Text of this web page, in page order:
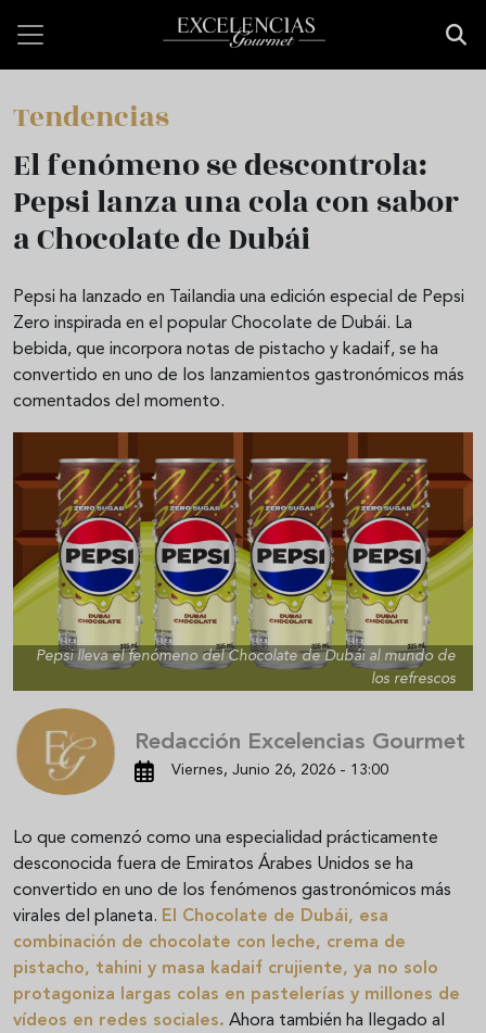
Tendencias
El fenómeno se descontrola:
Pepsi lanza una cola con sabor
a Chocolate de Dubái
Pepsi ha lanzado en Tailandia una edición especial de Pepsi
Zero inspirada en el popular Chocolate de Dubái. La
bebida, que incorpora notas de pistacho y kadaif, se ha
convertido en uno de los lanzamientos gastronómicos más
comentados del momento.
Pepsi lleva el fenómeno del Chocolate de Dubái al mundo de
los refrescos
Redacción Excelencias Gourmet
Viernes, Junio 26, 2026 - 13:00
Lo que comenzó como una especialidad prácticamente
desconocida fuera de Emiratos Árabes Unidos se ha
convertido en uno de los fenómenos gastronómicos más
virales del planeta. El Chocolate de Dubái, esa
combinación de chocolate con leche, crema de
pistacho, tahini y masa kadaif crujiente, ya no solo
protagoniza largas colas en pastelerías y millones de
vídeos en redes sociales. Ahora también ha llegado al